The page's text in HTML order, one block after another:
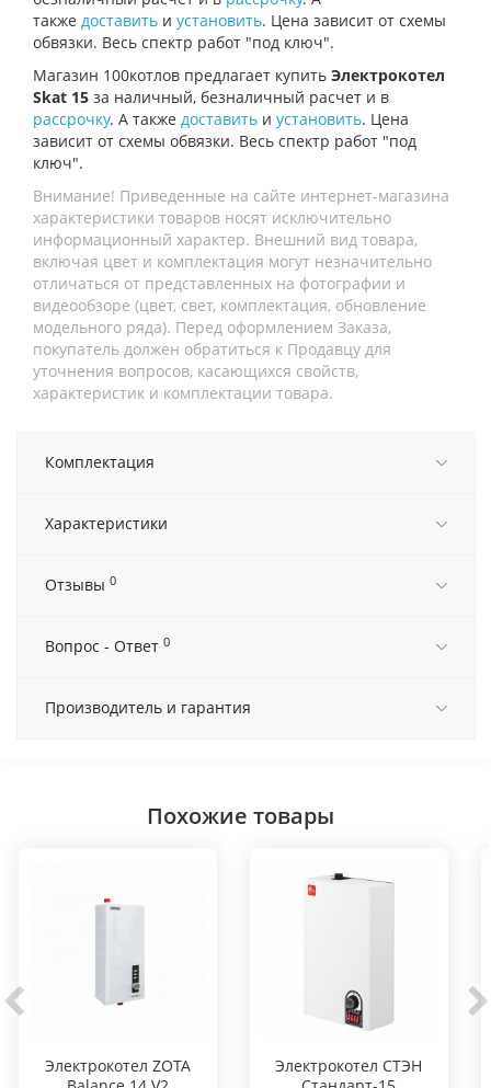
также доставить и установить. Цена зависит от схемы
обвязки. Весь спектр работ "под ключ".
Магазин 100котлов предлагает купить Электрокотел
Skat 15 за наличный, безналичный расчет и в
рассрочку. А также доставить и установить. Цена
зависит от схемы обвязки. Весь спектр работ "под
ключ".
Внимание! Приведенные на сайте интернет-магазина
характеристики товаров носят исключительно
информационный характер. Внешний вид товара,
включая цвет и комплектация могут незначительно
отличаться от представленных на фотографии и
видеообзоре (цвет, свет, комплектация, обновление
модельного ряда). Перед оформлением Заказа,
покупатель должен обратиться к Продавцу для
уточнения вопросов, касающихся свойств,
характеристик и комплектации товара.
Комплектация
Характеристики
Отзывы 0
Вопрос - Ответ 0
Производитель и гарантия
Похожие товары
Электрокотел ZOTA
Электрокотел СТЭН